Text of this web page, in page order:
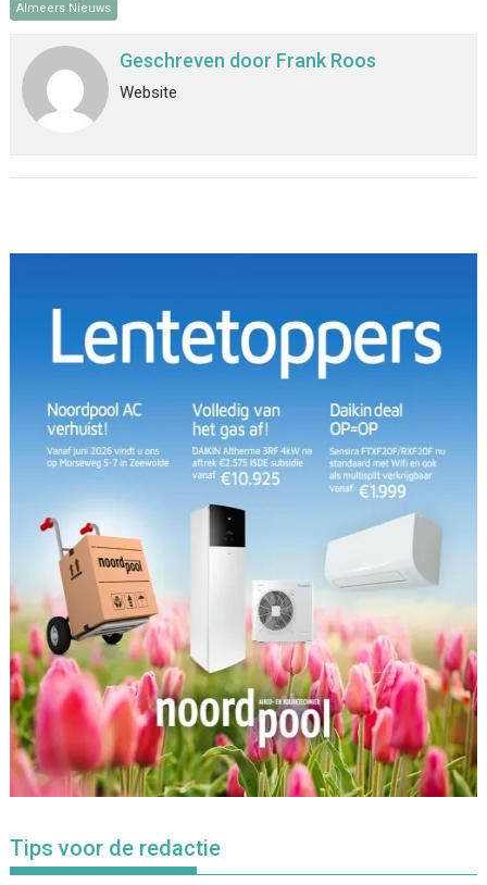
Almeers Nieuws
Geschreven door Frank Roos
Website
Tips voor de redactie